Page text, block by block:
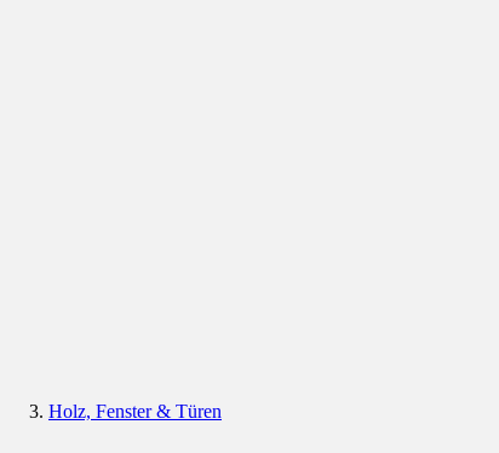
Holz, Fenster & Türen